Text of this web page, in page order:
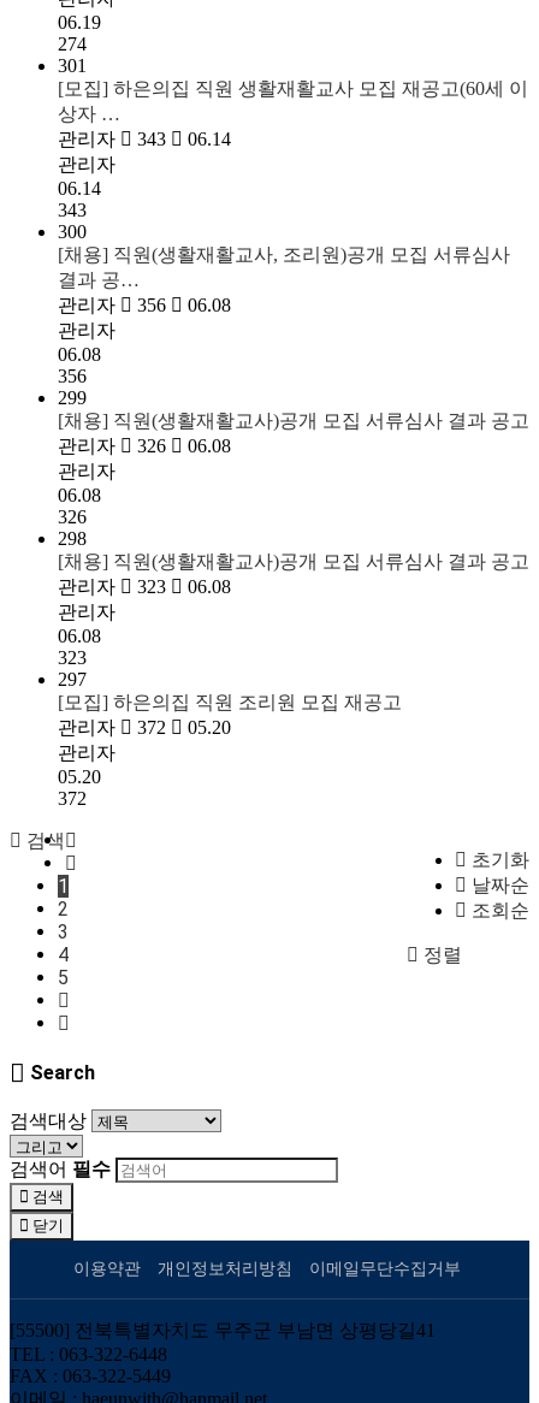
06.19
274
301
[모집] 하은의집 직원 생활재활교사 모집 재공고(60세 이
상자 …
관리자
343
06.14
관리자
06.14
343
300
[채용] 직원(생활재활교사, 조리원)공개 모집 서류심사
결과 공…
관리자
356
06.08
관리자
06.08
356
299
[채용] 직원(생활재활교사)공개 모집 서류심사 결과 공고
관리자
326
06.08
관리자
06.08
326
298
[채용] 직원(생활재활교사)공개 모집 서류심사 결과 공고
관리자
323
06.08
관리자
06.08
323
297
[모집] 하은의집 직원 조리원 모집 재공고
관리자
372
05.20
관리자
05.20
372
초기화
날짜순
조회순
정렬
검색
1
2
3
4
5
Search
검색대상
검색어 필수
검색
닫기
이용약관 개인정보처리방침 이메일무단수집거부
[55500] 전북특별자치도 무주군 부남면 상평당길41
TEL : 063-322-6448
FAX : 063-322-5449
이메일 : haeunwith@hanmail.net